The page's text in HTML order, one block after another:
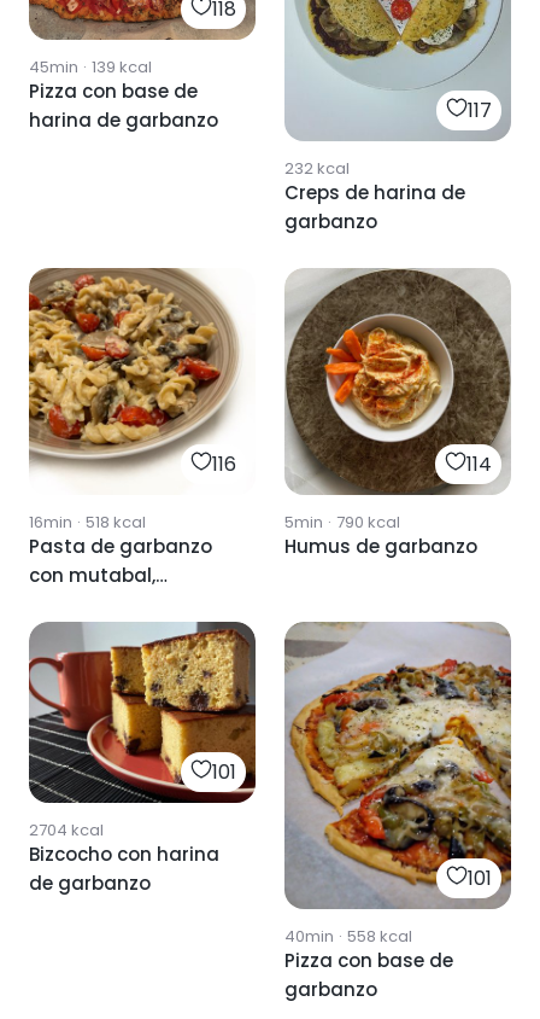
118
45min · 139 kcal
Pizza con base de
harina de garbanzo
117
232kcal
Creps de harina de
garbanzo
116
16min · 518 kcal
Pasta de garbanzo
con mutabal,
tomate
114
5min · 790 kcal
Humus de garbanzo
101
2704 kcal
Bizcocho con harina
de garbanzo
101
40min · 558 kcal
Pizza con base de
garbanzo